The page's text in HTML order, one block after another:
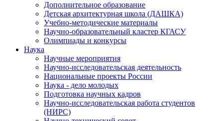
Дополнительное образование
Детская архитектурная школа (ДАШКА)
Учебно-методические материалы
Научно-образовательный кластер КГАСУ
Олимпиады и конкурсы
Наука
Научные мероприятия
Научно-исследовательская деятельность
Национальные проекты России
Наука - дело молодых
Подготовка научных кадров
Научно-исследовательская работа студентов
(НИРС)